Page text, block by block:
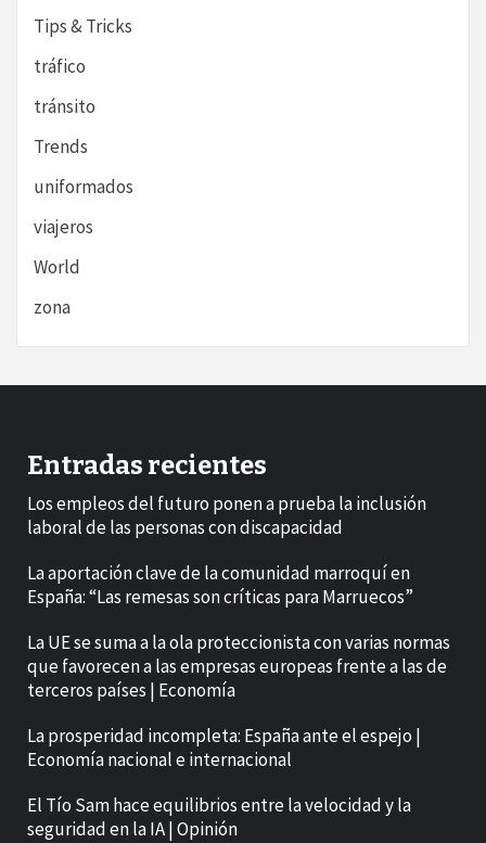
Tips & Tricks
tráfico
tránsito
Trends
uniformados
viajeros
World
zona
Entradas recientes
Los empleos del futuro ponen a prueba la inclusión
laboral de las personas con discapacidad
La aportación clave de la comunidad marroquí en
España: “Las remesas son críticas para Marruecos”
La UE se suma a la ola proteccionista con varias normas
que favorecen a las empresas europeas frente a las de
terceros países | Economía
La prosperidad incompleta: España ante el espejo |
Economía nacional e internacional
El Tío Sam hace equilibrios entre la velocidad y la
seguridad en la IA | Opinión